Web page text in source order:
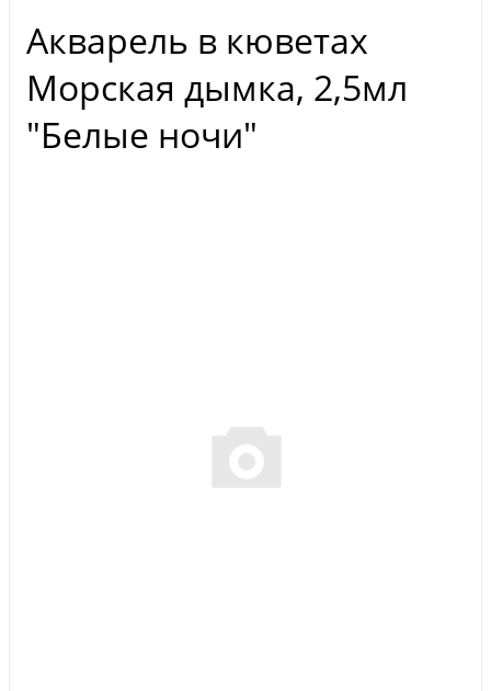
Акварель в кюветах
Морская дымка, 2,5мл
"Белые ночи"